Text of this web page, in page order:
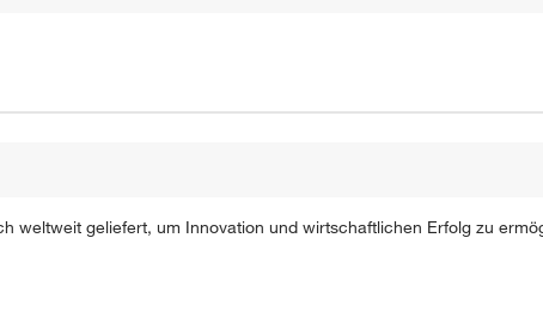
weltweit geliefert, um Innovation und wirtschaftlichen Erfolg zu